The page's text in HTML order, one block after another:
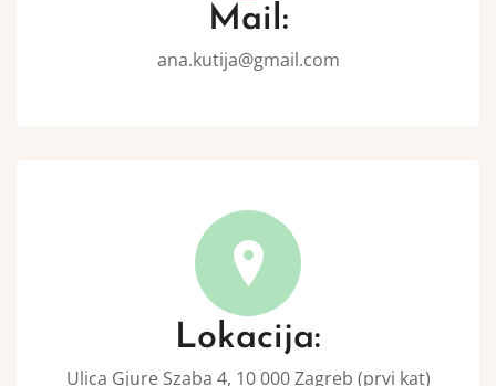
Mail:
ana.kutija@gmail.com
Lokacija:
Ulica Gjure Szaba 4, 10 000 Zagreb (prvi kat)